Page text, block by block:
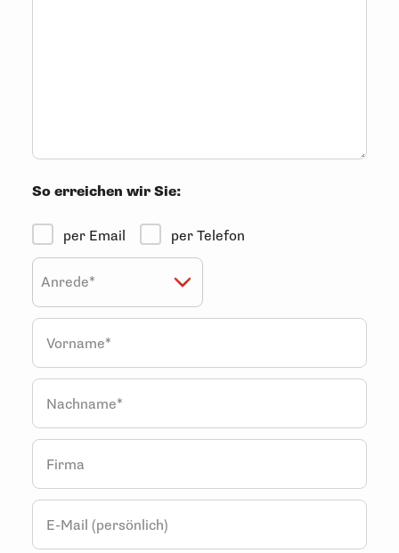
So erreichen wir Sie:
per Email per Telefon
Vorname*
Nachname*
Firma
E-Mail (persönlich)